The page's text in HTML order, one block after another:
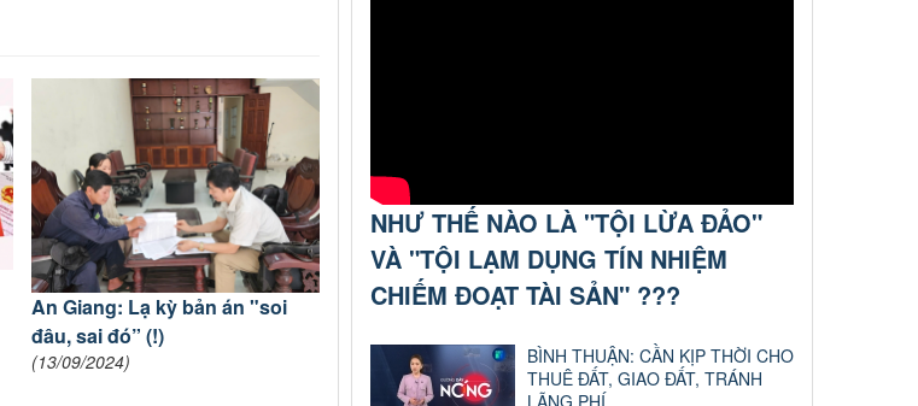
An Giang: Lạ kỳ bản án "soi
đâu, sai đó” (!)
(13/09/2024)
NHƯ THẾ NÀO LÀ "TỘI LỪA ĐẢO"
VÀ "TỘI LẠM DỤNG TÍN NHIỆM
CHIẾM ĐOẠT TÀI SẢN" ???
BÌNH THUẬN: CẦN KỊP THỜI CHO
THUÊ ĐẤT, GIAO ĐẤT, TRÁNH